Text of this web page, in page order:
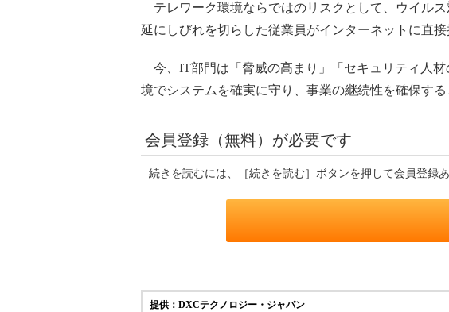
テレワーク環境ならではのリスクとして、ウイル
延にしびれを切らした従業員がインターネットに直
今、IT部門は「脅威の高まり」「セキュリティ人
境でシステムを確実に守り、事業の継続性を確保す
会員登録（無料）が必要です
続きを読むには、［続きを読む］ボタンを押して会員登録
提供：DXCテクノロジー・ジャパン